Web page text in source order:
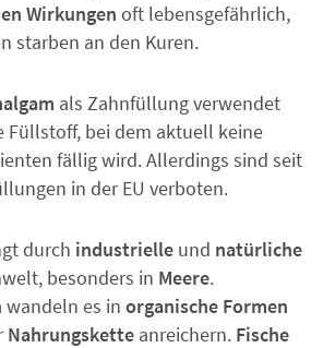
Wirkungen oft lebensgefährlich,
starben an den Kuren.
als Zahnfüllung verwendet
Füllstoff, bei dem aktuell keine
fällig wird. Allerdings sind seit
in der EU verboten.
durch industrielleund natürliche
besonders in Meere.
wandeln es in organische Formen
Nahrungsketteanreichern. Fische